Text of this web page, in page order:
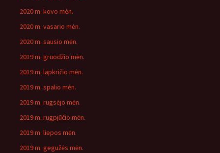
2020 m. kovo mėn.
2020 m. vasario mėn.
2020 m. sausio mėn.
2019 m. gruodžio mėn.
2019 m. lapkričio mėn.
2019 m. spalio mėn.
2019 m. rugsėjo mėn.
2019 m. rugpjūčio mėn.
2019 m. liepos mėn.
2019 m. gegužės mėn.